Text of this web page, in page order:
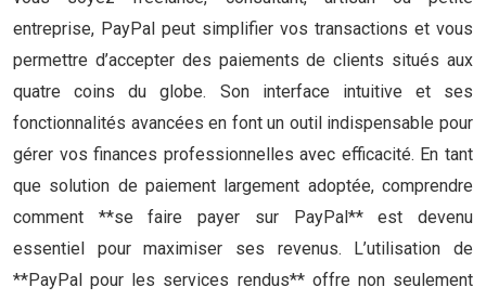
entreprise, PayPal peut simplifier vos transactions et vous
permettre d’accepter des paiements de clients situés aux
quatre coins du globe. Son interface intuitive et ses
fonctionnalités avancées en font un outil indispensable pour
gérer vos finances professionnelles avec efficacité. En tant
que solution de paiement largement adoptée, comprendre
comment **se faire payer sur PayPal** est devenu
essentiel pour maximiser ses revenus. L’utilisation de
**PayPal pour les services rendus** offre non seulement